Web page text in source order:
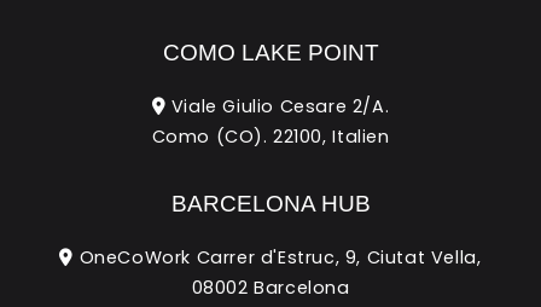
COMO LAKE POINT
Viale Giulio Cesare 2/A.
Como (CO). 22100, Italien
BARCELONA HUB
OneCoWork Carrer d'Estruc, 9, Ciutat Vella,
08002 Barcelona